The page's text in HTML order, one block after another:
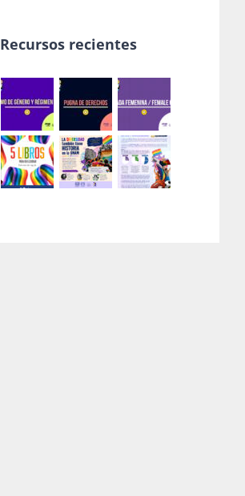
Recursos recientes